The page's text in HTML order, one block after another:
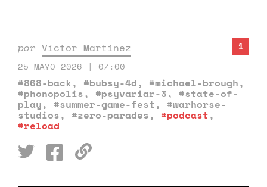
por Víctor Martínez
25 MAYO 2026 | 07:00
#868-back, #bubsy-4d, #michael-brough,
#phonopolis, #psyvariar-3, #state-of-
play, #summer-game-fest, #warhorse-
studios, #zero-parades, #podcast,
#reload
1